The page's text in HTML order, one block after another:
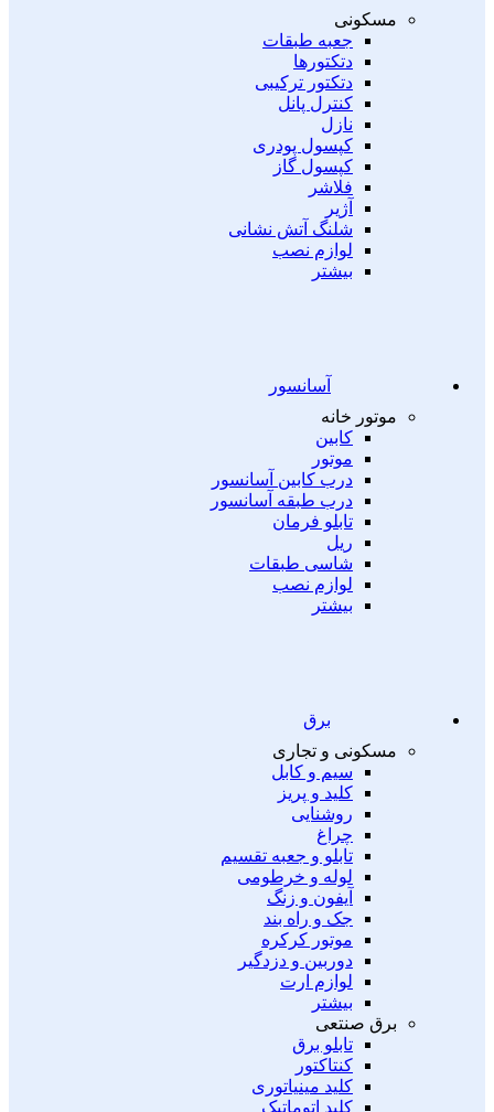
مسکونی
جعبه طبقات
دتکتورها
دتکتور ترکیبی
کنترل پانل
نازل
کپسول پودری
کپسول گاز
فلاشر
آژیر
شلنگ آتش نشانی
لوازم نصب
بیشتر
آسانسور
موتور خانه
کابین
موتور
درب کابین آسانسور
درب طبقه آسانسور
تابلو فرمان
ریل
شاسی طبقات
لوازم نصب
بیشتر
برق
مسکونی و تجاری
سیم و کابل
کلید و پریز
روشنایی
چراغ
تابلو و جعبه تقسیم
لوله و خرطومی
آیفون و زنگ
جک و راه بند
موتور کرکره
دوربین و دزدگیر
لوازم ارت
بیشتر
برق صنتعی
تابلو برق
کنتاکتور
کلید مینیاتوری
کلید اتوماتیک